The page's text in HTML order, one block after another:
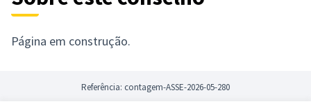
Página em construção.
Referência: contagem-ASSE-2026-05-280